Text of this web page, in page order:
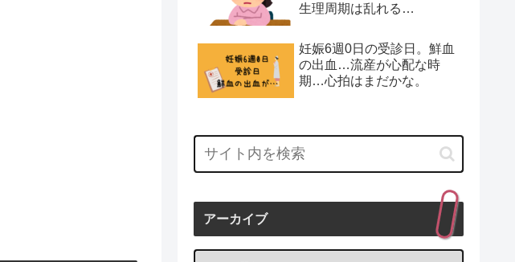
生理周期は乱れる…
妊娠6週0日の受診日。鮮血
の出血…流産が心配な時
期…心拍はまだかな。
アーカイブ